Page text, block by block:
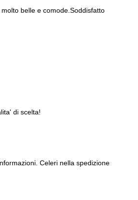
belle e comode.Soddisfatto
di scelta!
Celeri nella spedizione